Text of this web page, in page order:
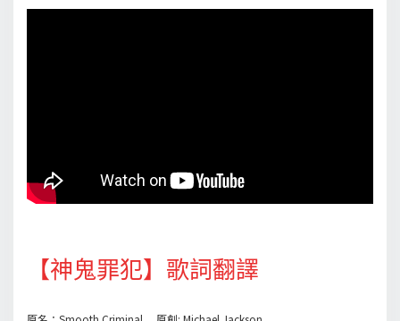
【神鬼罪犯】歌詞翻譯